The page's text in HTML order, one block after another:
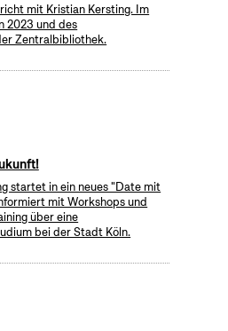
mit Kristian Kersting. Im
2023 und des
Zentralbibliothek.
startet in ein neues "Date mit
mit Workshops und
über eine
bei der Stadt Köln.